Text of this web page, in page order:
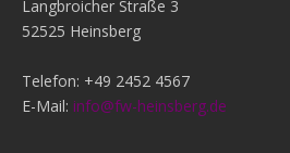
Langbroicher Straße 3
52525 Heinsberg
Telefon: +49 2452 4567
E-Mail: info@fw-heinsberg.de